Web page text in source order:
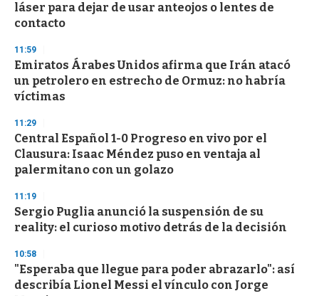
láser para dejar de usar anteojos o lentes de
contacto
11:59
Emiratos Árabes Unidos afirma que Irán atacó
un petrolero en estrecho de Ormuz: no habría
víctimas
11:29
Central Español 1-0 Progreso en vivo por el
Clausura: Isaac Méndez puso en ventaja al
palermitano con un golazo
11:19
Sergio Puglia anunció la suspensión de su
reality: el curioso motivo detrás de la decisión
10:58
"Esperaba que llegue para poder abrazarlo": así
describía Lionel Messi el vínculo con Jorge